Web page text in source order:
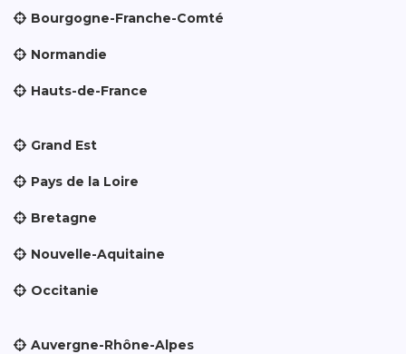
Bourgogne-Franche-Comté
Normandie
Hauts-de-France
Grand Est
Pays de la Loire
Bretagne
Nouvelle-Aquitaine
Occitanie
Auvergne-Rhône-Alpes